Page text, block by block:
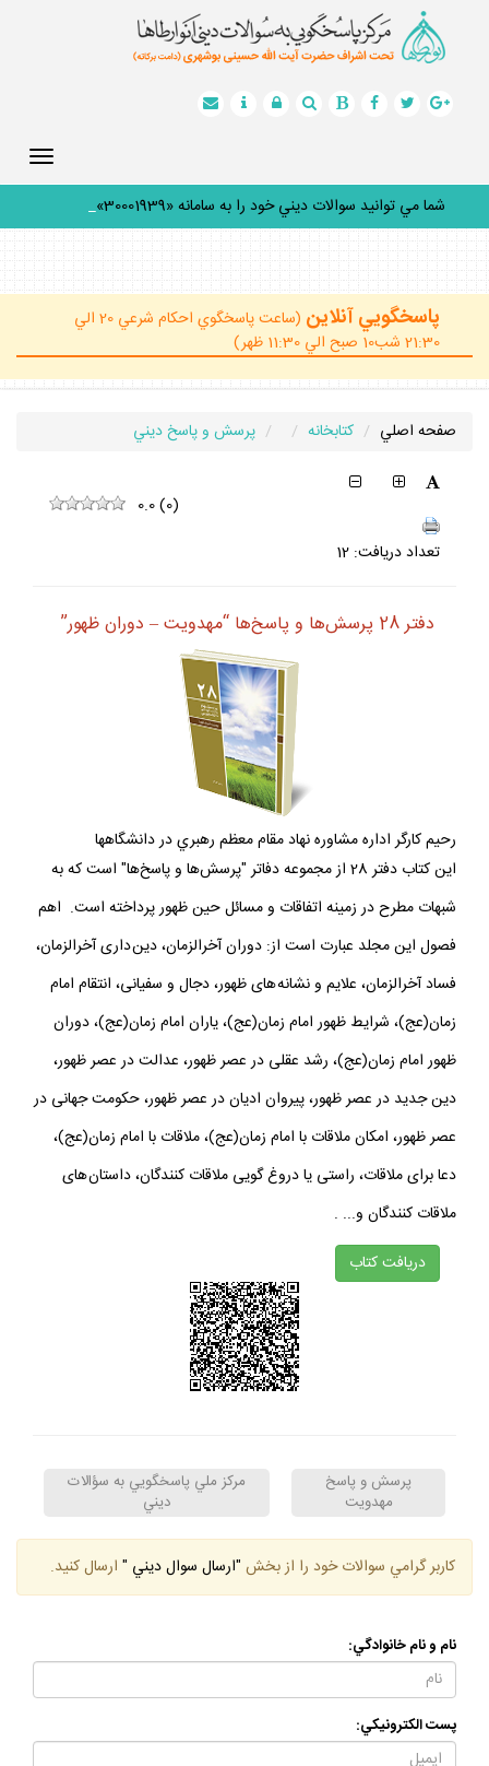
شما مي توانيد سوالات ديني خود را به سامانه «30001939» پي
پاسخگويي آنلاين
(ساعت پاسخگوي احكام شرعي 20 الي
21:30 شب10 صبح الي 11:30 ظهر)
صفحه اصلي كتابخانه پرسش و پاسخ ديني
0.0(0)
تعداد دريافت: 12
دفتر 28 پرسش‌ها و پاسخ‌ها “مهدويت – دوران ظهور”
رحيم كارگر اداره مشاوره نهاد مقام معظم رهبري در دانشگاه­ها
اين كتاب دفتر 28 از مجموعه دفاتر "پرسش‌ها و پاسخ‌ها" است كه به
شبهات مطرح در زمينه اتفاقات و مسائل حين ظهور پرداخته است. اهم
فصول اين مجلد عبارت است از: دوران آخرالزمان، دين دارى آخرالزمان،
فساد آخرالزمان، علايم و نشانه هاى ظهور، دجال و سفيانى، انتقام امام
زمان(عج)، شرايط ظهور امام زمان(عج)، ياران امام زمان(عج)، دوران
ظهور امام زمان(عج)، رشد عقلى در عصر ظهور، عدالت در عصر ظهور،
دين جديد در عصر ظهور، پيروان اديان در عصر ظهور، حكومت جهانى در
عصر ظهور، امكان ملاقات با امام زمان(عج)، ملاقات با امام زمان(عج)،
دعا براى ملاقات، راستى يا دروغ گويى ملاقات كنندگان، داستان هاى
ملاقات كنندگان و... .
دريافت كتاب
پرسش و پاسخ
مهدويت
مركز ملي پاسخگويي به سؤالات
ديني
كاربر گرامي سوالات خود را از بخش "ارسال سوال ديني " ارسال كنيد.
نام و نام خانوادگي:
پست الكترونيكي: